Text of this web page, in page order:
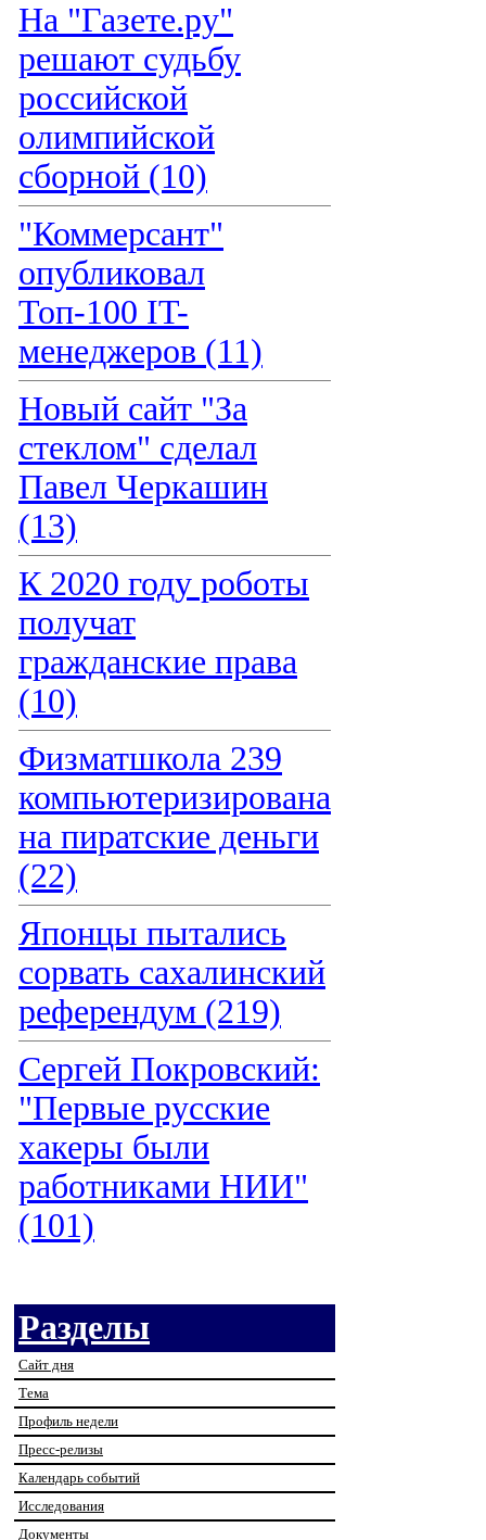
На "Газете.ру"
решают судьбу
российской
олимпийской
сборной (10)
"Коммерсант"
опубликовал
Топ-100 IT-
менеджеров (11)
Новый сайт "За
стеклом" сделал
Павел Черкашин
(13)
К 2020 году роботы
получат
гражданские права
(10)
Физматшкола 239
компьютеризирована
на пиратские деньги
(22)
Японцы пытались
сорвать сахалинский
референдум (219)
Сергей Покровский:
"Первые русские
хакеры были
работниками НИИ"
(101)
Разделы
Сайт дня
Тема
Профиль недели
Пресс-релизы
Календарь событий
Исследования
Документы